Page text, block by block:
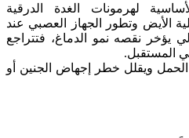
لهرمونات الغدة الدرقية
الأيض وتطور الجهاز العصبي عند
يؤخر نقصه نمو الدماغ، فتتراجع
المستقبل.
ويقلل خطر إجهاض الجنين أو